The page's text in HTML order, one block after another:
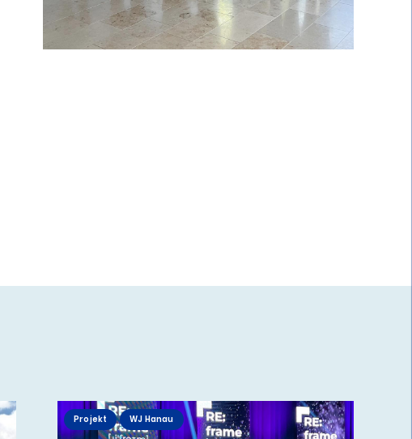
Projekt WJ Hanau